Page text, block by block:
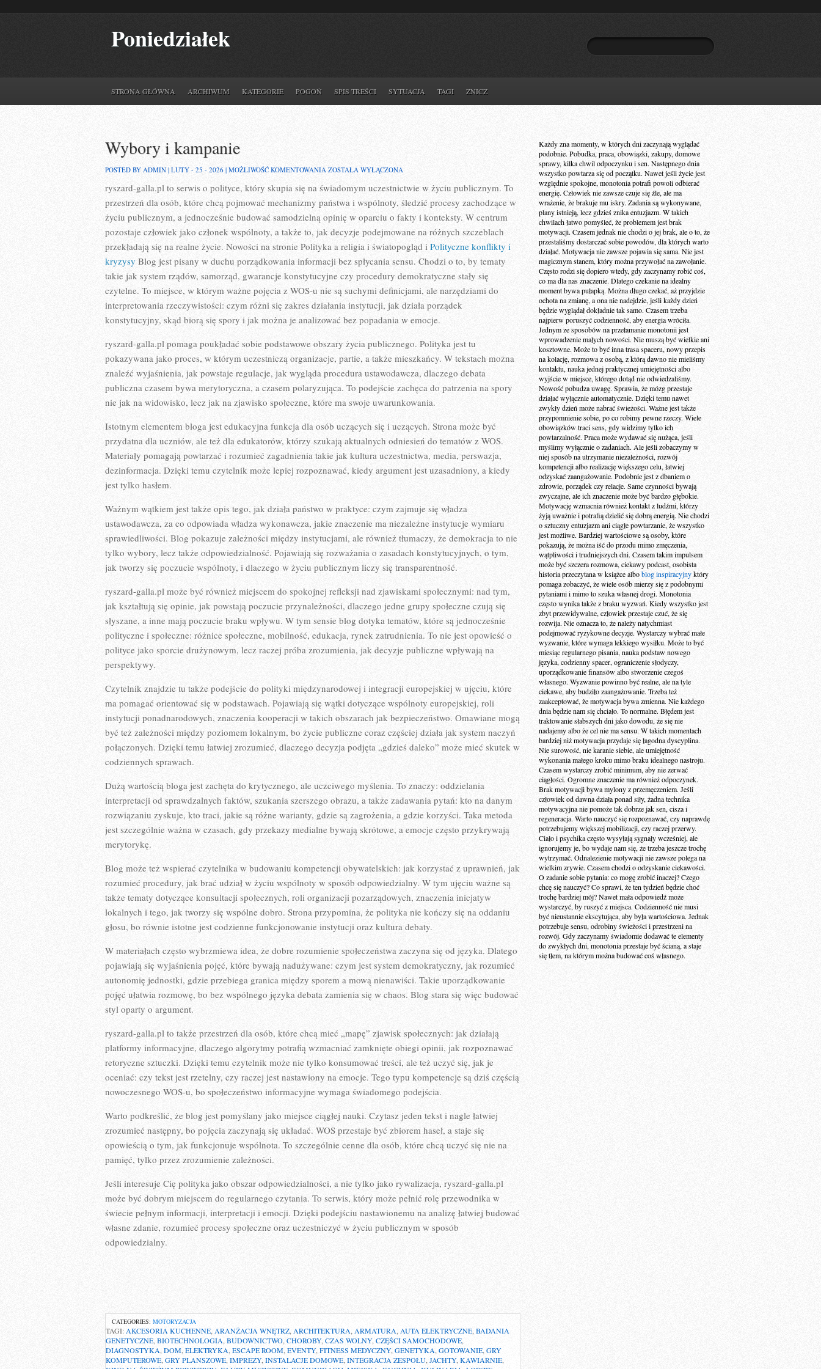
Poniedziałek
STRONA GŁÓWNA ARCHIWUM KATEGORIE POGOŃ SPIS TREŚCI SYTUACJA TAGI ZNICZ
Wybory i kampanie
POSTED BY ADMIN | LUTY - 25 - 2026 | MOŻLIWOŚĆ KOMENTOWANIA WYBORY
KAMPANIE
ZOSTAŁA WYŁĄCZONA
ryszard-galla.pl to serwis o polityce, który skupia się na świadomym uczestnictwie w życiu publicznym. To
przestrzeń dla osób, które chcą pojmować mechanizmy państwa i wspólnoty, śledzić procesy zachodzące w
życiu publicznym, a jednocześnie budować samodzielną opinię w oparciu o fakty i konteksty. W centrum
pozostaje człowiek jako członek wspólnoty, a także to, jak decyzje podejmowane na różnych szczeblach
przekładają się na realne życie. Nowości na stronie Polityka a religia i światopogląd i Polityczne konflikty i
kryzysy Blog jest pisany w duchu porządkowania informacji bez spłycania sensu. Chodzi o to, by tematy
takie jak system rządów, samorząd, gwarancje konstytucyjne czy procedury demokratyczne stały się
czytelne. To miejsce, w którym ważne pojęcia z WOS-u nie są suchymi definicjami, ale narzędziami do
interpretowania rzeczywistości: czym różni się zakres działania instytucji, jak działa porządek
konstytucyjny, skąd biorą się spory i jak można je analizować bez popadania w emocje.
ryszard-galla.pl pomaga poukładać sobie podstawowe obszary życia publicznego. Polityka jest tu
pokazywana jako proces, w którym uczestniczą organizacje, partie, a także mieszkańcy. W tekstach można
znaleźć wyjaśnienia, jak powstaje regulacje, jak wygląda procedura ustawodawcza, dlaczego debata
publiczna czasem bywa merytoryczna, a czasem polaryzująca. To podejście zachęca do patrzenia na spory
nie jak na widowisko, lecz jak na zjawisko społeczne, które ma swoje uwarunkowania.
Istotnym elementem bloga jest edukacyjna funkcja dla osób uczących się i uczących. Strona może być
przydatna dla uczniów, ale też dla edukatorów, którzy szukają aktualnych odniesień do tematów z WOS.
Materiały pomagają powtarzać i rozumieć zagadnienia takie jak kultura uczestnictwa, media, perswazja,
dezinformacja. Dzięki temu czytelnik może lepiej rozpoznawać, kiedy argument jest uzasadniony, a kiedy
jest tylko hasłem.
Ważnym wątkiem jest także opis tego, jak działa państwo w praktyce: czym zajmuje się władza
ustawodawcza, za co odpowiada władza wykonawcza, jakie znaczenie ma niezależne instytucje wymiaru
sprawiedliwości. Blog pokazuje zależności między instytucjami, ale również tłumaczy, że demokracja to nie
tylko wybory, lecz także odpowiedzialność. Pojawiają się rozważania o zasadach konstytucyjnych, o tym,
jak tworzy się poczucie wspólnoty, i dlaczego w życiu publicznym liczy się transparentność.
ryszard-galla.pl może być również miejscem do spokojnej refleksji nad zjawiskami społecznymi: nad tym,
jak kształtują się opinie, jak powstają poczucie przynależności, dlaczego jedne grupy społeczne czują się
słyszane, a inne mają poczucie braku wpływu. W tym sensie blog dotyka tematów, które są jednocześnie
polityczne i społeczne: różnice społeczne, mobilność, edukacja, rynek zatrudnienia. To nie jest opowieść o
polityce jako sporcie drużynowym, lecz raczej próba zrozumienia, jak decyzje publiczne wpływają na
perspektywy.
Czytelnik znajdzie tu także podejście do polityki międzynarodowej i integracji europejskiej w ujęciu, które
ma pomagać orientować się w podstawach. Pojawiają się wątki dotyczące wspólnoty europejskiej, roli
instytucji ponadnarodowych, znaczenia kooperacji w takich obszarach jak bezpieczeństwo. Omawiane mogą
być też zależności między poziomem lokalnym, bo życie publiczne coraz częściej działa jak system naczyń
połączonych. Dzięki temu łatwiej zrozumieć, dlaczego decyzja podjęta „gdzieś daleko” może mieć skutek w
codziennych sprawach.
Dużą wartością bloga jest zachęta do krytycznego, ale uczciwego myślenia. To znaczy: oddzielania
interpretacji od sprawdzalnych faktów, szukania szerszego obrazu, a także zadawania pytań: kto na danym
rozwiązaniu zyskuje, kto traci, jakie są różne warianty, gdzie są zagrożenia, a gdzie korzyści. Taka metoda
jest szczególnie ważna w czasach, gdy przekazy medialne bywają skrótowe, a emocje często przykrywają
merytorykę.
Blog może też wspierać czytelnika w budowaniu kompetencji obywatelskich: jak korzystać z uprawnień, jak
rozumieć procedury, jak brać udział w życiu wspólnoty w sposób odpowiedzialny. W tym ujęciu ważne są
także tematy dotyczące konsultacji społecznych, roli organizacji pozarządowych, znaczenia inicjatyw
lokalnych i tego, jak tworzy się wspólne dobro. Strona przypomina, że polityka nie kończy się na oddaniu
głosu, bo równie istotne jest codzienne funkcjonowanie instytucji oraz kultura debaty.
W materiałach często wybrzmiewa idea, że dobre rozumienie społeczeństwa zaczyna się od języka. Dlatego
pojawiają się wyjaśnienia pojęć, które bywają nadużywane: czym jest system demokratyczny, jak rozumieć
autonomię jednostki, gdzie przebiega granica między sporem a mową nienawiści. Takie uporządkowanie
pojęć ułatwia rozmowę, bo bez wspólnego języka debata zamienia się w chaos. Blog stara się więc budować
styl oparty o argument.
ryszard-galla.pl to także przestrzeń dla osób, które chcą mieć „mapę” zjawisk społecznych: jak działają
platformy informacyjne, dlaczego algorytmy potrafią wzmacniać zamknięte obiegi opinii, jak rozpoznawać
retoryczne sztuczki. Dzięki temu czytelnik może nie tylko konsumować treści, ale też uczyć się, jak je
oceniać: czy tekst jest rzetelny, czy raczej jest nastawiony na emocje. Tego typu kompetencje są dziś częścią
nowoczesnego WOS-u, bo społeczeństwo informacyjne wymaga świadomego podejścia.
Warto podkreślić, że blog jest pomyślany jako miejsce ciągłej nauki. Czytasz jeden tekst i nagle łatwiej
zrozumieć następny, bo pojęcia zaczynają się układać. WOS przestaje być zbiorem haseł, a staje się
opowieścią o tym, jak funkcjonuje wspólnota. To szczególnie cenne dla osób, które chcą uczyć się nie na
pamięć, tylko przez zrozumienie zależności.
Jeśli interesuje Cię polityka jako obszar odpowiedzialności, a nie tylko jako rywalizacja, ryszard-galla.pl
może być dobrym miejscem do regularnego czytania. To serwis, który może pełnić rolę przewodnika w
świecie pełnym informacji, interpretacji i emocji. Dzięki podejściu nastawionemu na analizę łatwiej budować
własne zdanie, rozumieć procesy społeczne oraz uczestniczyć w życiu publicznym w sposób
odpowiedzialny.
CATEGORIES: MOTORYZACJA
TAGI: AKCESORIA KUCHENNE ARANŻACJA WNĘTRZ, ARCHITEKTURA ARMATURA AUTA ELEKTRYCZNE, BADANIA
GENETYCZNE BIOTECHNOLOGIA BUDOWNICTWO, CHOROBY, CZAS WOLNY, CZĘŚCI SAMOCHODOWE
DIAGNOSTYKA, DOM, ELEKTRYKA, ESCAPE ROOM, EVENTY, FITNESS MEDYCZNY, GENETYKA GOTOWANIE GRY
KOMPUTEROWE GRY PLANSZOWE IMPREZY, INSTALACJE DOMOWE INTEGRACJA ZESPOŁU JACHTY, KAWIARNIE
Każdy zna momenty, w których dni zaczynają wyglądać
podobnie. Pobudka, praca, obowiązki, zakupy, domowe
sprawy, kilka chwil odpoczynku i sen. Następnego dnia
wszystko powtarza się od początku. Nawet jeśli życie jest
względnie spokojne, monotonia potrafi powoli odbierać
energię. Człowiek nie zawsze czuje się źle, ale ma
wrażenie, że brakuje mu iskry. Zadania są wykonywane,
plany istnieją, lecz gdzieś znika entuzjazm. W takich
chwilach łatwo pomyśleć, że problemem jest brak
motywacji. Czasem jednak nie chodzi o jej brak, ale o to, że
przestaliśmy dostarczać sobie powodów, dla których warto
działać. Motywacja nie zawsze pojawia się sama. Nie jest
magicznym stanem, który można przywołać na zawołanie.
Często rodzi się dopiero wtedy, gdy zaczynamy robić coś,
co ma dla nas znaczenie. Dlatego czekanie na idealny
moment bywa pułapką. Można długo czekać, aż przyjdzie
ochota na zmianę, a ona nie nadejdzie, jeśli każdy dzień
będzie wyglądał dokładnie tak samo. Czasem trzeba
najpierw poruszyć codzienność, aby energia wróciła.
Jednym ze sposobów na przełamanie monotonii jest
wprowadzenie małych nowości. Nie muszą być wielkie ani
kosztowne. Może to być inna trasa spaceru, nowy przepis
na kolację, rozmowa z osobą, z którą dawno nie mieliśmy
kontaktu, nauka jednej praktycznej umiejętności albo
wyjście w miejsce, którego dotąd nie odwiedzaliśmy.
Nowość pobudza uwagę. Sprawia, że mózg przestaje
działać wyłącznie automatycznie. Dzięki temu nawet
zwykły dzień może nabrać świeżości. Ważne jest także
przypomnienie sobie, po co robimy pewne rzeczy. Wiele
obowiązków traci sens, gdy widzimy tylko ich
powtarzalność. Praca może wydawać się nużąca, jeśli
myślimy wyłącznie o zadaniach. Ale jeśli zobaczymy w
niej sposób na utrzymanie niezależności, rozwój
kompetencji albo realizację większego celu, łatwiej
odzyskać zaangażowanie. Podobnie jest z dbaniem o
zdrowie, porządek czy relacje. Same czynności bywają
zwyczajne, ale ich znaczenie może być bardzo głębokie.
Motywację wzmacnia również kontakt z ludźmi, którzy
żyją uważnie i potrafią dzielić się dobrą energią. Nie chodzi
o sztuczny entuzjazm ani ciągłe powtarzanie, że wszystko
jest możliwe. Bardziej wartościowe są osoby, które
pokazują, że można iść do przodu mimo zmęczenia,
wątpliwości i trudniejszych dni. Czasem takim impulsem
może być szczera rozmowa, ciekawy podcast, osobista
historia przeczytana w książce alboblog inspiracyjnyktóry
pomaga zobaczyć, że wiele osób mierzy się z podobnymi
pytaniami i mimo to szuka własnej drogi. Monotonia
często wynika także z braku wyzwań. Kiedy wszystko jest
zbyt przewidywalne, człowiek przestaje czuć, że się
rozwija. Nie oznacza to, że należy natychmiast
podejmować ryzykowne decyzje. Wystarczy wybrać małe
wyzwanie, które wymaga lekkiego wysiłku. Może to być
miesiąc regularnego pisania, nauka podstaw nowego
języka, codzienny spacer, ograniczenie słodyczy,
uporządkowanie finansów albo stworzenie czegoś
własnego. Wyzwanie powinno być realne, ale na tyle
ciekawe, aby budziło zaangażowanie. Trzeba też
zaakceptować, że motywacja bywa zmienna. Nie każdego
dnia będzie nam się chciało. To normalne. Błędem jest
traktowanie słabszych dni jako dowodu, że się nie
nadajemy albo że cel nie ma sensu. W takich momentach
bardziej niż motywacja przydaje się łagodna dyscyplina.
Nie surowość, nie karanie siebie, ale umiejętność
wykonania małego kroku mimo braku idealnego nastroju.
Czasem wystarczy zrobić minimum, aby nie zerwać
ciągłości. Ogromne znaczenie ma również odpoczynek.
Brak motywacji bywa mylony z przemęczeniem. Jeśli
człowiek od dawna działa ponad siły, żadna technika
motywacyjna nie pomoże tak dobrze jak sen, cisza i
regeneracja. Warto nauczyć się rozpoznawać, czy naprawdę
potrzebujemy większej mobilizacji, czy raczej przerwy.
Ciało i psychika często wysyłają sygnały wcześniej, ale
ignorujemy je, bo wydaje nam się, że trzeba jeszcze trochę
wytrzymać. Odnalezienie motywacji nie zawsze polega na
wielkim zrywie. Czasem chodzi o odzyskanie ciekawości.
O zadanie sobie pytania: co mogę zrobić inaczej? Czego
chcę się nauczyć? Co sprawi, że ten tydzień będzie choć
trochę bardziej mój? Nawet mała odpowiedź może
wystarczyć, by ruszyć z miejsca. Codzienność nie musi
być nieustannie ekscytująca, aby była wartościowa. Jednak
potrzebuje sensu, odrobiny świeżości i przestrzeni na
rozwój. Gdy zaczynamy świadomie dodawać te elementy
do zwykłych dni, monotonia przestaje być ścianą, a staje
się tłem, na którym można budować coś własnego.